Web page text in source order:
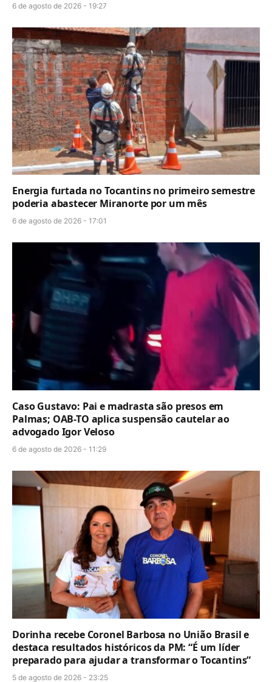
6 de agosto de 2026 - 19:27
Energia furtada no Tocantins no primeiro semestre
poderia abastecer Miranorte por um mês
6 de agosto de 2026 - 17:01
Caso Gustavo: Pai e madrasta são presos em
Palmas; OAB-TO aplica suspensão cautelar ao
advogado Igor Veloso
6 de agosto de 2026 - 11:29
Dorinha recebe Coronel Barbosa no União Brasil e
destaca resultados históricos da PM: “É um líder
preparado para ajudar a transformar o Tocantins”
5 de agosto de 2026 - 23:25